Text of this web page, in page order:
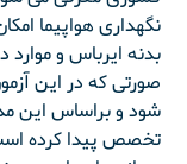
بدنه ایرباس و
صورتی که در این
شود و براساس این
تخصص پیدا کرده